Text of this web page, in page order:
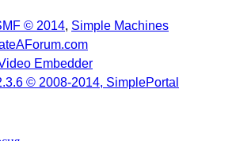
© 2014, Simple Machines
Embedder
© 2008-2014, SimplePortal